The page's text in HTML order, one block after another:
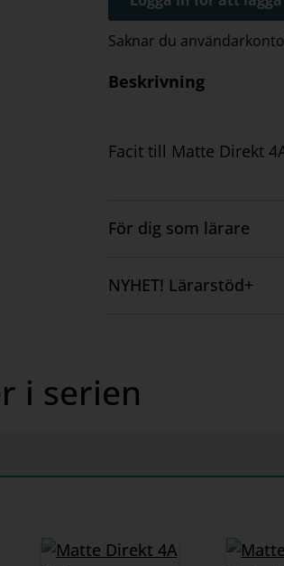
Saknar du
Beskrivning
Facit till Matte Direkt
För dig som lärare
Visa
NYHET! Lärarstöd+
Visa
i serien